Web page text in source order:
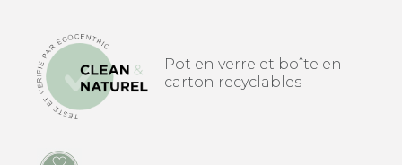
Pot en verre et boîte en
carton recyclables